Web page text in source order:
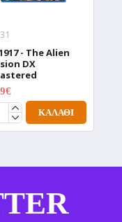
- The Alien
DX
ΚΑΛΆΘΙ